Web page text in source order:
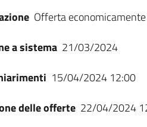
Offerta
a sistema 21/03/2024
15/04/2024 12:00
delle offerte 22/04/2024